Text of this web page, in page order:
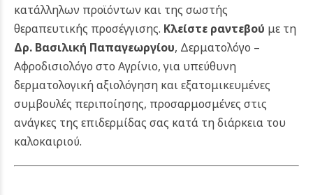
κατάλληλων προϊόντων και της σωστής
θεραπευτικής προσέγγισης. Κλείστε ραντεβού με τη
Δρ. Βασιλική Παπαγεωργίου, Δερματολόγο –
Αφροδισιολόγο στο Αγρίνιο, για υπεύθυνη
δερματολογική αξιολόγηση και εξατομικευμένες
συμβουλές περιποίησης, προσαρμοσμένες στις
ανάγκες της επιδερμίδας σας κατά τη διάρκεια του
καλοκαιριού.